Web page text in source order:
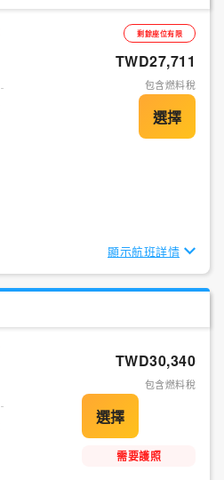
剩餘座位有限
TWD27,711
包含燃料稅
顯示航班詳情
TWD30,340
包含燃料稅
需要護照